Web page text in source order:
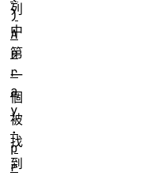
列
中
第
一
個
被
找
到
)
A
r
r
a
y
.
p
r